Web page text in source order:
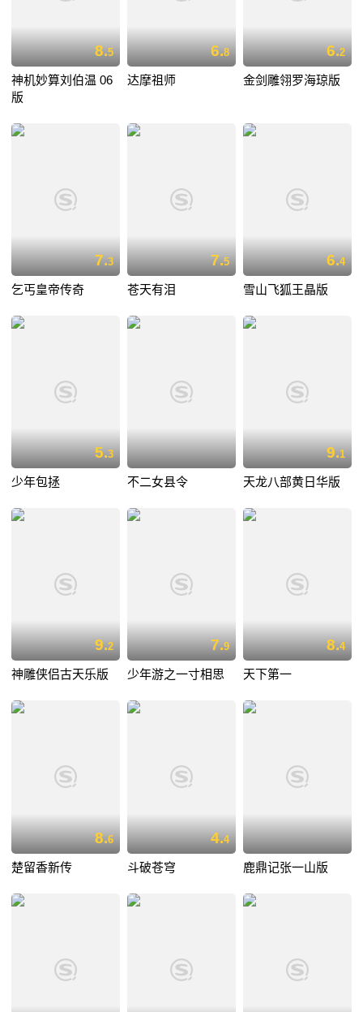
8.5
神机妙算刘伯温 06
版
6.8
达摩祖师
6.2
金剑雕翎罗海琼版
7.3
乞丐皇帝传奇
7.5
苍天有泪
6.4
雪山飞狐王晶版
5.3
少年包拯 不二女县令
9.1
天龙八部黄日华版
9.2
神雕侠侣古天乐版
7.9
少年游之一寸相思
8.4
天下第一
8.6
楚留香新传
4.4
斗破苍穹 鹿鼎记张一山版